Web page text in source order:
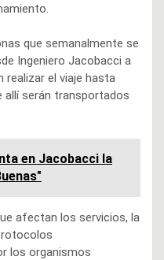
que semanalmente se
Ingeniero Jacobacci a
realizar el viaje hasta
allí serán transportados
en Jacobacci la
afectan los servicios, la
los organismos